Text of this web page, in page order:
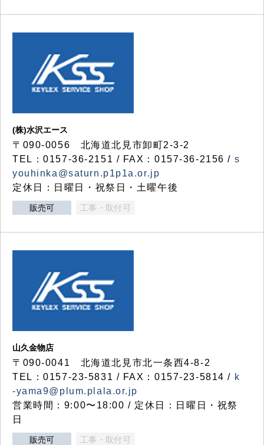
(株)水沢エース
〒090-0056 北海道北見市卸町2-3-2
TEL：0157-36-2151 / FAX：0157-36-2156 / s
youhinka@saturn.p1p1a.or.jp
定休日：日曜日・祝祭日・土曜午後
販売可 工事・取付可
山久金物店
〒090-0041 北海道北見市北一条西4-8-2
TEL：0157-23-5831 / FAX：0157-23-5814 / k
-yama9@plum.plala.or.jp
営業時間：9:00〜18:00 / 定休日：日曜日・祝祭
日
販売可 工事・取付可